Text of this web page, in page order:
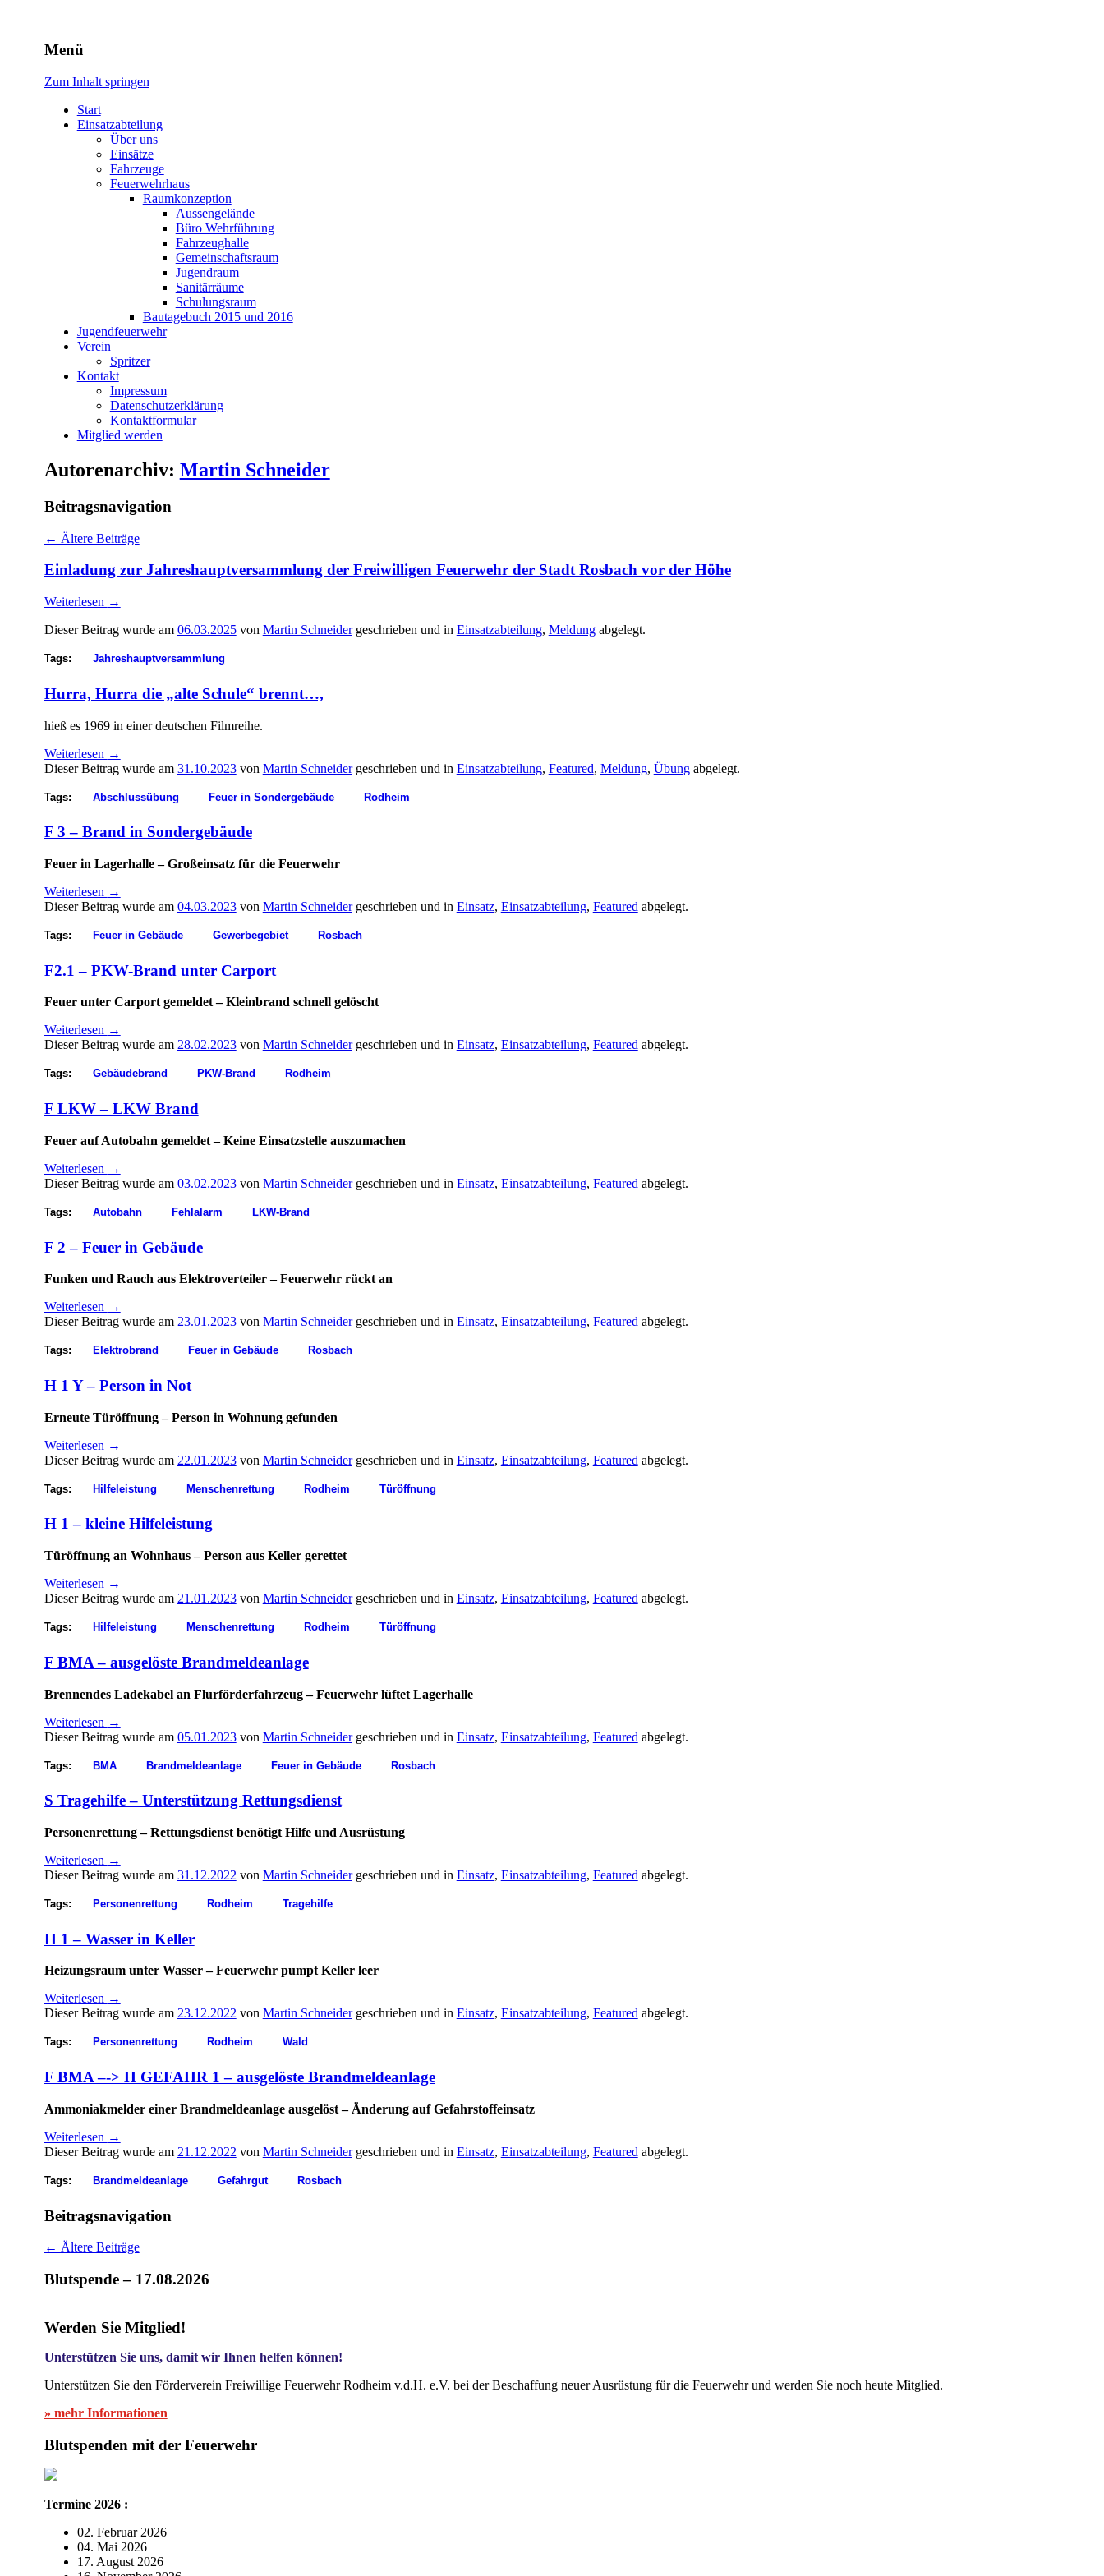
Freiwillige Feuerwehr Rodheim v.d.H.
Menü
Zum Inhalt springen
Start
Einsatzabteilung
Über uns
Einsätze
Fahrzeuge
Feuerwehrhaus
Raumkonzeption
Aussengelände
Büro Wehrführung
Fahrzeughalle
Gemeinschaftsraum
Jugendraum
Sanitärräume
Schulungsraum
Bautagebuch 2015 und 2016
Jugendfeuerwehr
Verein
Spritzer
Kontakt
Impressum
Datenschutzerklärung
Kontaktformular
Mitglied werden
Autorenarchiv: Martin Schneider
Beitragsnavigation
← Ältere Beiträge
Einladung zur Jahreshauptversammlung der Freiwilligen Feuerwehr der Stadt Rosbach vor der Höhe
Weiterlesen →
Dieser Beitrag wurde am 06.03.2025von Martin Schneidergeschrieben und in Einsatzabteilung, Meldungabgelegt.
Tags: Jahreshauptversammlung
Hurra, Hurra die „alte Schule“ brennt…,
hieß es 1969 in einer deutschen Filmreihe.
Weiterlesen →
Dieser Beitrag wurde am 31.10.2023von Martin Schneidergeschrieben und in Einsatzabteilung, Featured, Meldung, Übungabgelegt.
Tags: Abschlussübung Feuer in Sondergebäude Rodheim
F 3 – Brand in Sondergebäude
Feuer in Lagerhalle – Großeinsatz für die Feuerwehr
Weiterlesen →
Dieser Beitrag wurde am 04.03.2023von Martin Schneidergeschrieben und in Einsatz, Einsatzabteilung, Featured abgelegt.
Tags: Feuer in Gebäude Gewerbegebiet Rosbach
F2.1 – PKW-Brand unter Carport
Feuer unter Carport gemeldet – Kleinbrand schnell gelöscht
Weiterlesen →
Dieser Beitrag wurde am 28.02.2023von Martin Schneidergeschrieben und in Einsatz, Einsatzabteilung, Featuredabgelegt.
Tags: Gebäudebrand PKW-Brand Rodheim
F LKW – LKW Brand
Feuer auf Autobahn gemeldet – Keine Einsatzstelle auszumachen
Weiterlesen →
Dieser Beitrag wurde am 03.02.2023von Martin Schneidergeschrieben und in Einsatz, Einsatzabteilung, Featured abgelegt.
Tags: Autobahn Fehlalarm LKW-Brand
F 2 – Feuer in Gebäude
Funken und Rauch aus Elektroverteiler – Feuerwehr rückt an
Weiterlesen →
Dieser Beitrag wurde am 23.01.2023von Martin Schneidergeschrieben und in Einsatz, Einsatzabteilung, Featured abgelegt.
Tags: Elektrobrand Feuer in Gebäude Rosbach
H 1 Y – Person in Not
Erneute Türöffnung – Person in Wohnung gefunden
Weiterlesen →
Dieser Beitrag wurde am 22.01.2023von Martin Schneidergeschrieben und in Einsatz, Einsatzabteilung, Featured abgelegt.
Tags: Hilfeleistung Menschenrettung Rodheim Türöffnung
H 1 – kleine Hilfeleistung
Türöffnung an Wohnhaus – Person aus Keller gerettet
Weiterlesen →
Dieser Beitrag wurde am 21.01.2023von Martin Schneidergeschrieben und in Einsatz, Einsatzabteilung, Featured abgelegt.
Tags: Hilfeleistung Menschenrettung Rodheim Türöffnung
F BMA – ausgelöste Brandmeldeanlage
Brennendes Ladekabel an Flurförderfahrzeug – Feuerwehr lüftet Lagerhalle
Weiterlesen →
Dieser Beitrag wurde am 05.01.2023von Martin Schneidergeschrieben und in Einsatz, Einsatzabteilung, Featured abgelegt.
Tags: BMA Brandmeldeanlage Feuer in Gebäude Rosbach
S Tragehilfe – Unterstützung Rettungsdienst
Personenrettung – Rettungsdienst benötigt Hilfe und Ausrüstung
Weiterlesen →
Dieser Beitrag wurde am 31.12.2022 von Martin Schneidergeschrieben und in Einsatz, Einsatzabteilung, Featured abgelegt.
Tags: Personenrettung Rodheim Tragehilfe
H 1 – Wasser in Keller
Heizungsraum unter Wasser – Feuerwehr pumpt Keller leer
Weiterlesen →
Dieser Beitrag wurde am 23.12.2022von Martin Schneidergeschrieben und in Einsatz, Einsatzabteilung, Featuredabgelegt.
Tags: Personenrettung Rodheim Wald
F BMA –-> H GEFAHR 1 – ausgelöste Brandmeldeanlage
Ammoniakmelder einer Brandmeldeanlage ausgelöst – Änderung auf Gefahrstoffeinsatz
Weiterlesen →
Dieser Beitrag wurde am 21.12.2022 von Martin Schneidergeschrieben und in Einsatz, Einsatzabteilung, Featured abgelegt.
Tags: Brandmeldeanlage Gefahrgut Rosbach
Beitragsnavigation
← Ältere Beiträge
Blutspende – 17.08.2026
Werden Sie Mitglied!
Unterstützen Sie uns, damit wir Ihnen helfen können!
Unterstützen Sie den Förderverein Freiwillige Feuerwehr Rodheim v.d.H. e.V. bei der Beschaffung neuer Ausrüstung für die Feuerwehr und werden Sie noch heute Mitglied.
» mehr Informationen
Blutspenden mit der Feuerwehr
Termine 2026 :
02. Februar 2026
04. Mai 2026
17. August 2026